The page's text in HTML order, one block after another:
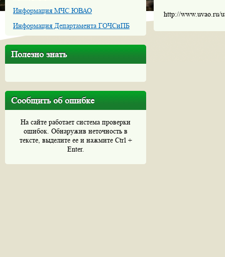
Информация МЧС ЮВАО
Информация Департамента ГОЧСиПБ
Полезно знать
Сообщить об ошибке
На сайте работает система проверки
ошибок. Обнаружив неточность в
тексте, выделите ее и нажмите Ctrl +
Enter.
http://www.uvao.ru/